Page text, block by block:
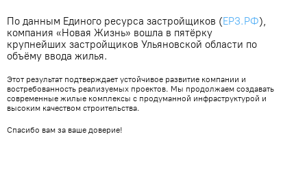
По данным Единого ресурса застройщиков (ЕРЗ.РФ),
компания «Новая Жизнь» вошла в пятёрку
крупнейших застройщиков Ульяновской области по
объёму ввода жилья.
Этот результат подтверждает устойчивое развитие компании и
востребованность реализуемых проектов. Мы продолжаем создавать
современные жилые комплексы с продуманной инфраструктурой и
высоким качеством строительства.
Спасибо вам за ваше доверие!